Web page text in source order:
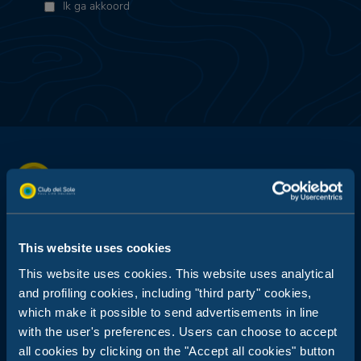
This website uses cookies
This website uses cookies. This website uses analytical
and profiling cookies, including "third party" cookies,
which make it possible to send advertisements in line
with the user's preferences. Users can choose to accept
all cookies by clicking on the "Accept all cookies" button
Ik ga akkoord
bergen, langs de kusten van de badplaatsen die symbool staan
voor de Italiaanse zomer, de meest geliefde in Italië en in de
wereld.
Reserveringscentrale:
+39 0543 24108
Voor agentschappen en touroperators: